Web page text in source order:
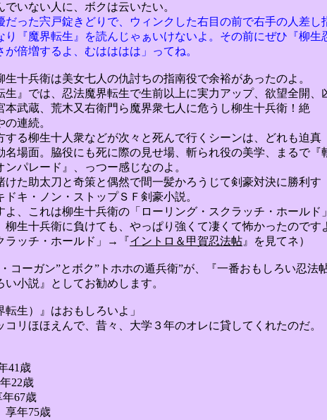
でいない人に、ボクは云いたい。
った宍戸錠きどりで、ウィンクした右目の前で右手の人差し
り『魔界転生』を読んじゃぁいけないよ。その前にぜひ『柳生
倍増するよ、むはははは」ってね。
十兵衛は美女七人の仇討ちの指南役で余裕があったのよ。
生』では、忍法魔界転生で生前以上に実力アップ、欲望全開、
本武蔵、荒木又右衛門ら魔界衆七人に危うし柳生十兵衛！絶
連続。
する柳生十人衆などが次々と死んで行くシーンは、どれも迫真
名場面。脇役にも死に際の見せ場、斬られ役の美学、まるで『
ンパレード』、っつー感じなのよ 。
た助太刀と奇策と偶然で間一髪かろうじて剣豪対決に勝利す
ドキ・ノン・ストップＳＦ 剣豪小説 。
よ、これは柳生十兵衛の 「ローリング・スクラッチ・ホールド
柳生十兵衛に負けても、やっぱり強くて凄くて怖かったのです
ラッチ・ホールド」→『イントロ＆ 甲賀忍法帖 』を見てネ）
コーガン”とボク”トホホの遁兵衛”が、『一番おもしろい忍法
小説』としてお勧めします。
生）』はおもしろいよ」
リほほえんで、昔々、大学３年のオレに貸してくれたのだ。
歳
歳
歳
75歳